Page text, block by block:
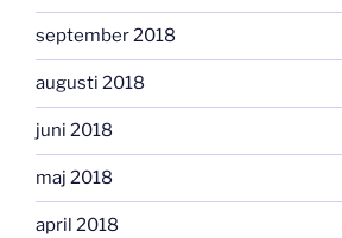
september 2018
augusti 2018
juni 2018
maj 2018
april 2018